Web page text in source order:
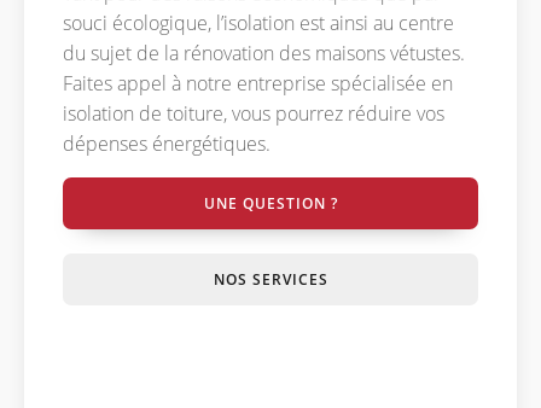
souci écologique, l’isolation est ainsi au centre
du sujet de la rénovation des maisons vétustes.
Faites appel à notre entreprise spécialisée en
isolation de toiture, vous pourrez réduire vos
dépenses énergétiques.
UNE QUESTION ?
NOS SERVICES